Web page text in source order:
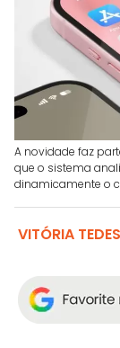
A novidade faz
que o sistema
dinamicamente o
VITÓRIA